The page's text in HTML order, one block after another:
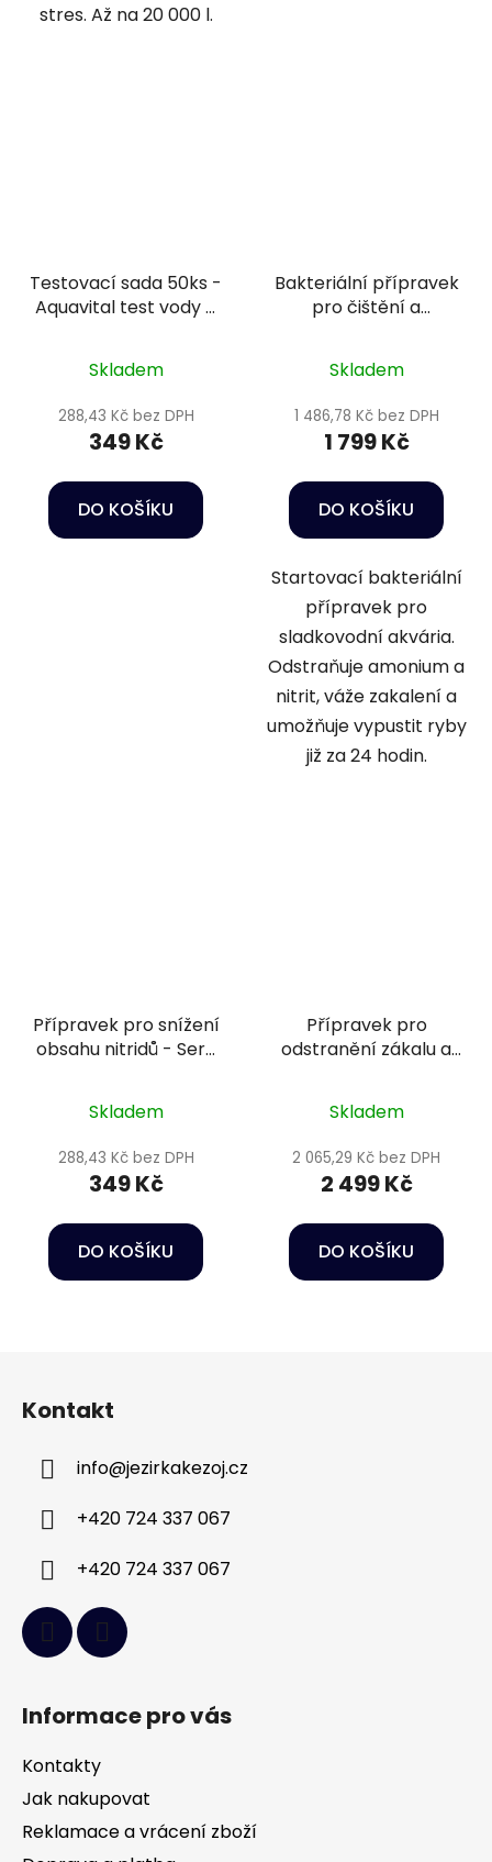
stres. Až na 20 000 l.
Testovací sada 50ks -
Aquavital test vody 6
Skladem
288,43 Kč bez DPH
349 Kč
DO KOŠÍKU
Bakteriální přípravek
pro čištění a
nitrivec 2,5 l
Skladem
1 486,78 Kč bez DPH
1 799 Kč
DO KOŠÍKU
Startovací bakteriální
přípravek pro
sladkovodní akvária.
Odstraňuje amonium a
nitrit, váže zakalení a
umožňuje vypustit ryby
již za 24 hodin.
Přípravek pro snížení
obsahu nitridů - Sera
Skladem
288,43 Kč bez DPH
349 Kč
DO KOŠÍKU
Přípravek pro
odstranění zákalu a
Skladem
2 065,29 Kč bez DPH
2 499 Kč
DO KOŠÍKU
Kontakt
info@jezirkakezoj.cz
+420 724 337 067
+420 724 337 067
Informace pro vás
Kontakty
Jak nakupovat
Reklamace a vrácení zboží